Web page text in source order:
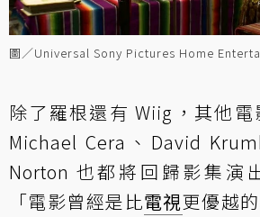
圖／Universal Sony Pictures Home
除了羅根還有 Wiig，其他
Michael Cera、David
Norton 也都將回歸影集演
「電影曾經是比電視更優越